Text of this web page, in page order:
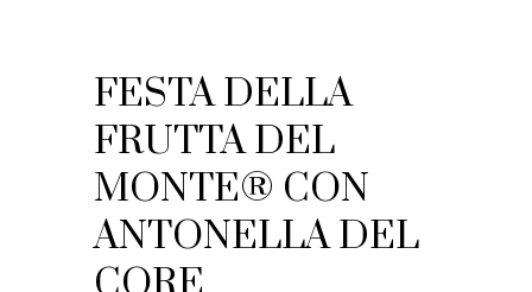
FESTA DELLA
FRUTTA DEL
MONTE® CON
ANTONELLA DEL